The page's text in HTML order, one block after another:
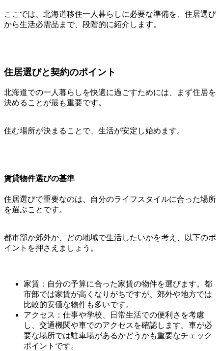
ここでは、北海道移住一人暮らしに必要な準備を、住居選び
から生活必需品まで、段階的に紹介します。
住居選びと契約のポイント
北海道での一人暮らしを快適に過ごすためには、まず住居を
決めることが最も重要です。
住む場所が決まることで、生活が安定し始めます。
賃貸物件選びの基準
住居選びで重要なのは、自分のライフスタイルに合った場所
を選ぶことです。
都市部か郊外か、どの地域で生活したいかを考え、以下のポ
イントを押さえましょう。
家賃：自分の予算に合った家賃の物件を選びます。都
市部では家賃が高くなりがちですが、郊外や地方では
比較的安価な物件も多いです。
アクセス：仕事や学校、日常生活での便利さを考慮
し、交通機関や車でのアクセスを確認します。車が必
要な場所では駐車場があるかどうかも重要なチェック
ポイントです。